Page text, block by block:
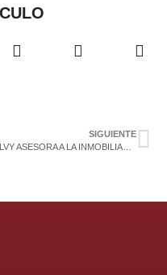
SIGUIENTE
DELVY ASESORA A LA INMOBILIARIA DIGITAL CLIVENTA EN SU RONDA DE FINANCIACIÓN DE 375.000€